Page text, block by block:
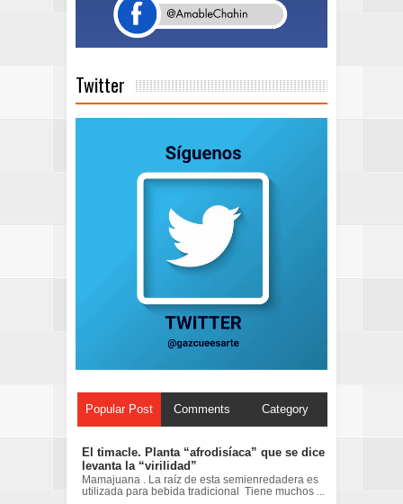
Twitter
Popular Post Comments Category
El timacle. Planta “afrodisíaca” que se dice
levanta la “virilidad”
Mamajuana . La raíz de esta semienredadera es
utilizada para bebida tradicional Tiene muchos ...